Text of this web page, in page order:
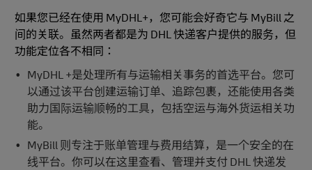
如果您已经在使用 MyDHL+，您可能会好奇它与 MyBill 之
间的关联。虽然两者都是为 DHL 快递客户提供的服务，但
功能定位各不相同：
MyDHL +是处理所有与运输相关事务的首选平台。您可
以通过该平台创建运输订单、追踪包裹，还能使用各类
助力国际运输顺畅的工具，包括空运与海外货运相关功
能。
MyBill 则专注于账单管理与费用结算，是一个安全的在
线平台。你可以在这里查看、管理并支付 DHL 快递发